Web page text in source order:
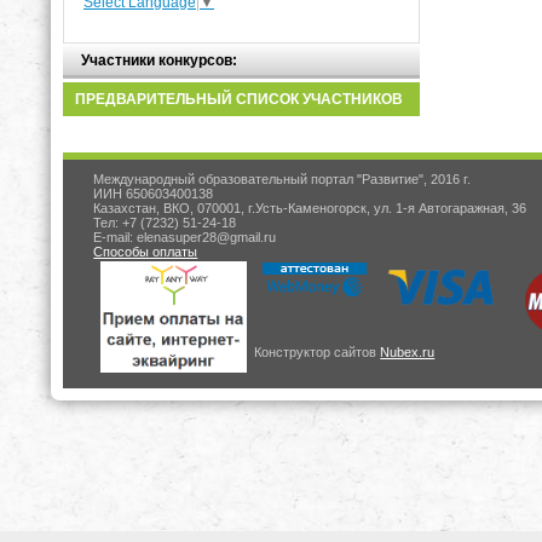
Участники конкурсов:
ПРЕДВАРИТЕЛЬНЫЙ СПИСОК УЧАСТНИКОВ
Международный образовательный портал "Развитие", 2016 г.
ИИН 650603400138
Казахстан, ВКО, 070001, г.Усть-Каменогорск, ул. 1-я Автогаражная, 36
Тел: +7 (7232) 51-24-18
E-mail: elenasuper28@gmail.ru
Способы оплаты
Конструктор сайтов Nubex.ru